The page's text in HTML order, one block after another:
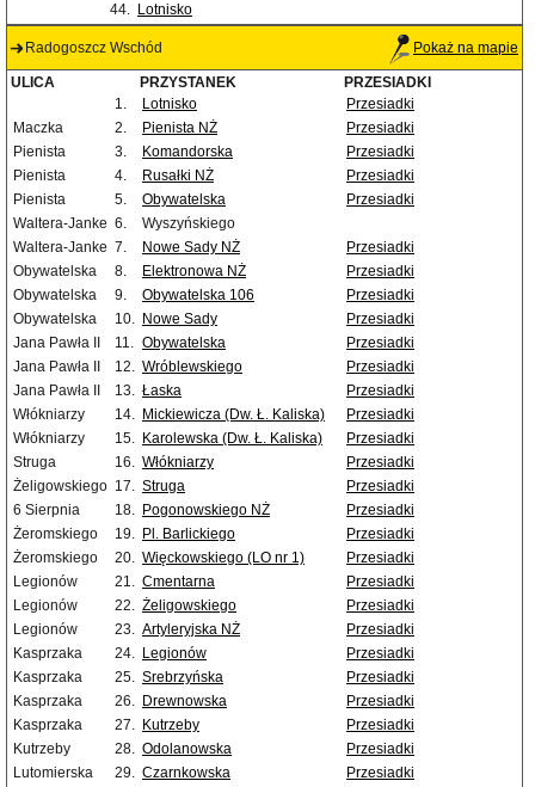
44. Lotnisko
Radogoszcz Wschód Pokaż na mapie
ULICA PRZYSTANEK
PRZESIADKI
1.
Lotnisko
Przesiadki
Maczka
2. Pienista NŻ
Przesiadki
Pienista
3. Komandorska
Przesiadki
Pienista
4. Rusałki NŻ
Przesiadki
Pienista
5. Obywatelska
Przesiadki
Waltera-Janke 6.
Wyszyńskiego
Waltera-Janke 7. Nowe Sady NŻ
Przesiadki
Obywatelska
8. Elektronowa NŻ
Przesiadki
Obywatelska
9. Obywatelska 106
Przesiadki
Obywatelska
10. Nowe Sady
Przesiadki
Jana Pawła II
11. Obywatelska
Przesiadki
Jana Pawła II
12. Wróblewskiego
Przesiadki
Jana Pawła II
13. Łaska
Przesiadki
Włókniarzy
14. Mickiewicza (Dw. Ł. Kaliska)
Przesiadki
Włókniarzy
15. Karolewska (Dw. Ł. Kaliska)
Przesiadki
Struga
16. Włókniarzy
Przesiadki
Żeligowskiego 17. Struga
Przesiadki
6 Sierpnia
18. Pogonowskiego NŻ
Przesiadki
Żeromskiego
19. Pl. Barlickiego
Przesiadki
Żeromskiego
20. Więckowskiego (LO nr 1)
Przesiadki
Legionów
21. Cmentarna
Przesiadki
Legionów
22. Żeligowskiego
Przesiadki
Legionów
23. Artyleryjska NŻ
Przesiadki
Kasprzaka
24. Legionów
Przesiadki
Kasprzaka
25. Srebrzyńska
Przesiadki
Kasprzaka
26. Drewnowska
Przesiadki
Kasprzaka
27. Kutrzeby
Przesiadki
Kutrzeby
28. Odolanowska
Przesiadki
Lutomierska
29. Czarnkowska Przesiadki